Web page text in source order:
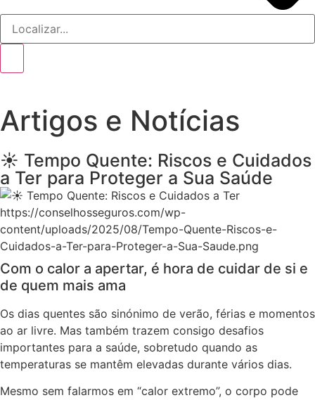
Artigos e Notícias
☀️ Tempo Quente: Riscos e Cuidados
a Ter para Proteger a Sua Saúde
https://conselhosseguros.com/wp-
content/uploads/2025/08/Tempo-Quente-Riscos-e-
Cuidados-a-Ter-para-Proteger-a-Sua-Saude.png
Com o calor a apertar, é hora de cuidar de si e
de quem mais ama
Os dias quentes são sinónimo de verão, férias e momentos
ao ar livre. Mas também trazem consigo desafios
importantes para a saúde, sobretudo quando as
temperaturas se mantêm elevadas durante vários dias.
Mesmo sem falarmos em “calor extremo”, o corpo pode